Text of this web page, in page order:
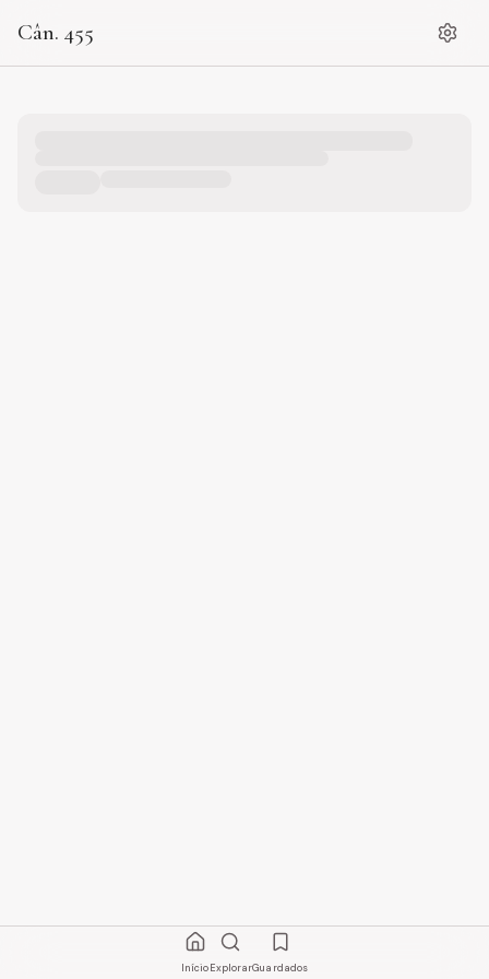
Cân. 455
InícioExplorarGuardados